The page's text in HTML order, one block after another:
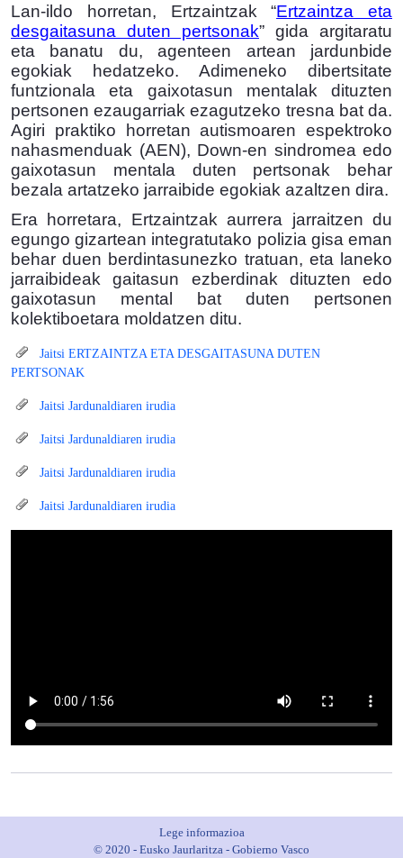
Lan-ildo horretan, Ertzaintzak “Ertzaintza eta
desgaitasuna duten pertsonak” gida argitaratu
eta banatu du, agenteen artean jardunbide
egokiak hedatzeko.
Adimeneko dibertsitate
funtzionala eta gaixotasun mentalak dituzten
pertsonen ezaugarriak ezagutzeko tresna bat da.
Agiri praktiko horretan autismoaren espektroko
nahasmenduak (AEN), Down-en sindromea edo
gaixotasun mentala duten pertsonak behar
bezala artatzeko jarraibide egokiak azaltzen dira.
Era horretara, Ertzaintzak aurrera jarraitzen du
egungo gizartean integratutako polizia gisa eman
behar duen berdintasunezko tratuan, eta laneko
jarraibideak gaitasun ezberdinak dituzten edo
gaixotasun mental bat duten pertsonen
kolektiboetara moldatzen ditu.
Jaitsi ERTZAINTZA ETA DESGAITASUNA DUTEN
PERTSONAK
Jaitsi Jardunaldiaren irudia
Jaitsi Jardunaldiaren irudia
Jaitsi Jardunaldiaren irudia
Jaitsi Jardunaldiaren irudia
Lege informazioa
© 2020 - Eusko Jaurlaritza - Gobierno Vasco